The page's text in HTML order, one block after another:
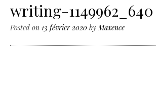
writing-1149962_640
Posted on 13 février 2020 byMaxence